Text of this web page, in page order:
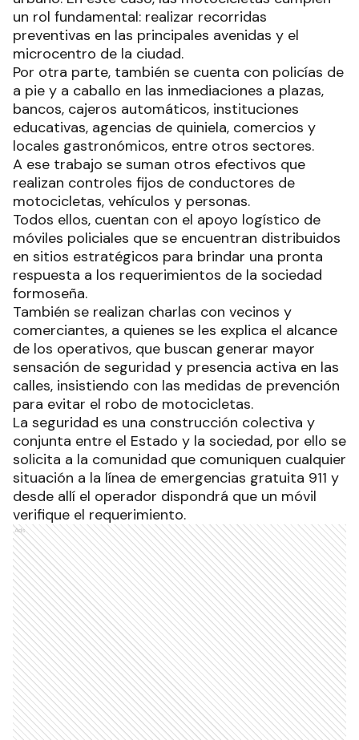
un rol fundamental: realizar recorridas
preventivas en las principales avenidas y el
microcentro de la ciudad.
Por otra parte, también se cuenta con policías de
a pie y a caballo en las inmediaciones a plazas,
bancos, cajeros automáticos, instituciones
educativas, agencias de quiniela, comercios y
locales gastronómicos, entre otros sectores.
A ese trabajo se suman otros efectivos que
realizan controles fijos de conductores de
motocicletas, vehículos y personas.
Todos ellos, cuentan con el apoyo logístico de
móviles policiales que se encuentran distribuidos
en sitios estratégicos para brindar una pronta
respuesta a los requerimientos de la sociedad
formoseña.
También se realizan charlas con vecinos y
comerciantes, a quienes se les explica el alcance
de los operativos, que buscan generar mayor
sensación de seguridad y presencia activa en las
calles, insistiendo con las medidas de prevención
para evitar el robo de motocicletas.
La seguridad es una construcción colectiva y
conjunta entre el Estado y la sociedad, por ello se
solicita a la comunidad que comuniquen cualquier
situación a la línea de emergencias gratuita 911 y
desde allí el operador dispondrá que un móvil
verifique el requerimiento.
Ads